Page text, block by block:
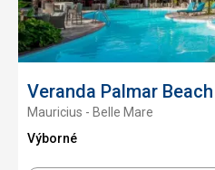
Veranda Palmar Beach
Mauricius - Belle Mare
Výborné